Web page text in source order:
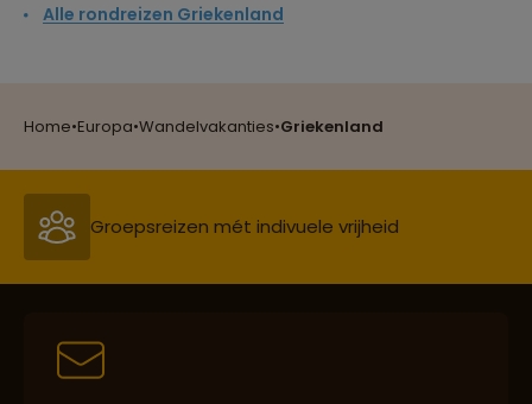
Home•Europa•Wandelvakanties•Griekenland
Alle rondreizen Griekenland
Groepsreizen mét indivuele vrijheid
Persoonlijk en deskundig reisadvies